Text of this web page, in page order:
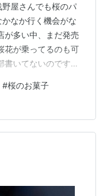
屋さんでも桜のパ
なか行く機会がな
が多い中、まだ発売
花が乗ってるのも可
書いてないのです
りなので餡の甘み
です！ 食べやすく
等はこちら。 浅野
なりました！★ブラ
#桜のお菓子